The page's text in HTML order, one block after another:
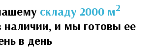
складу 2000 м2
наличии, и мы готовы ее
в день